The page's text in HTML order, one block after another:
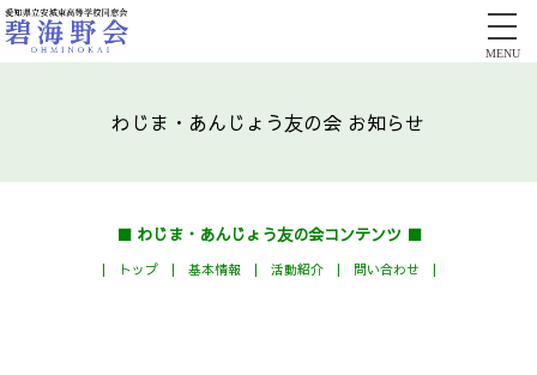
MENU
わじま・あんじょう友の会 お知らせ
■ わじま・あんじょう友の会コンテンツ ■
| トップ| 基本情報| 活動紹介| 問い合わせ |